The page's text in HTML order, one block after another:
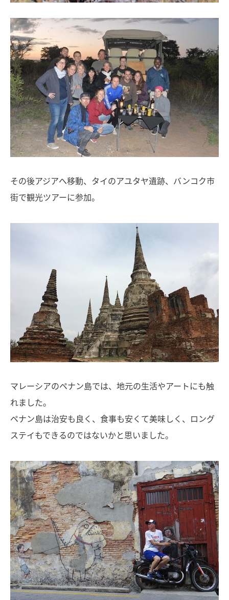
その後アジアへ移動、タイのアユタヤ遺跡、バンコク市
街で観光ツアーに参加。
マレーシアのペナン島では、地元の生活やアートにも触
れました。
ペナン島は治安も良く、食事も安くて美味しく、ロング
ステイもできるのではないかと思いました。